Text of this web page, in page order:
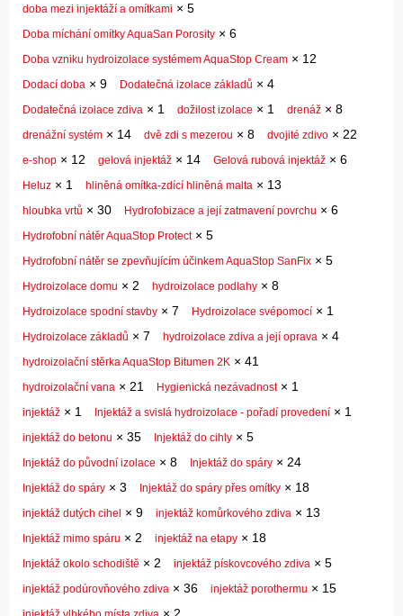
doba mezi injektáží a omítkami × 5
Doba míchání omítky AquaSan Porosity × 6
Doba vzniku hydroizolace systémem AquaStop Cream × 12
Dodací doba × 9 Dodatečná izolace základů × 4
Dodatečná izolace zdiva × 1 dožilost izolace × 1 drenáž × 8
drenážní systém × 14 dvě zdi s mezerou × 8 dvojité zdivo × 22
e-shop × 12 gelová injektáž × 14 Gelová rubová injektáž × 6
Heluz × 1 hliněná omítka-zdící hliněná malta × 13
hloubka vrtů × 30 Hydrofobizace a její zatmavení povrchu × 6
Hydrofobní nátěr AquaStop Protect× 5
Hydrofobní nátěr se zpevňujícím účinkem AquaStop SanFix × 5
Hydroizolace domu × 2 hydroizolace podlahy × 8
Hydroizolace spodní stavby × 7 Hydroizolace svépomocí × 1
Hydroizolace základů × 7 hydroizolace zdiva a její oprava × 4
hydroizolační stěrka AquaStop Bitumen 2K × 41
hydroizolační vana × 21 Hygienická nezávadnost× 1
injektáž × 1 Injektáž a svislá hydroizolace - pořadí provedení × 1
injektáž do betonu × 35 Injektáž do cihly × 5
Injektáž do původní izolace × 8 Injektáž do spáry × 24
Injektáž do spáry × 3 Injektáž do spáry přes omítky × 18
injektáž dutých cihel × 9 injektáž komůrkového zdiva × 13
Injektáž mimo spáru × 2 injektáž na etapy × 18
Injektáž okolo schodiště × 2 injektáž pískovcového zdiva × 5
injektáž podúrovňového zdiva × 36 injektáž porothermu × 15